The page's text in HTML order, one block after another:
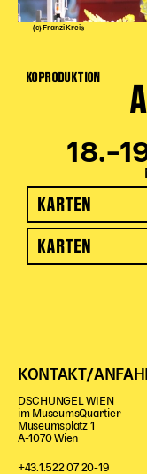
(c) Franzi Kreis
KOPRODUKTION
KARTEN
KARTEN
KONTAKT/
DSCHUNGEL WIEN
im MuseumsQuartier
Museumsplatz 1
A-1070 Wien
+43.1.522 07 20-19